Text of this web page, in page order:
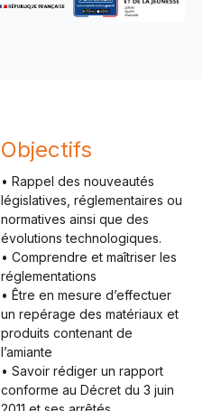
Objectifs
• Rappel des nouveautés
législatives, réglementaires ou
normatives ainsi que des
évolutions technologiques.
• Comprendre et maîtriser les
réglementations
• Être en mesure d’effectuer
un repérage des matériaux et
produits contenant de
l’amiante
• Savoir rédiger un rapport
conforme au Décret du 3 juin